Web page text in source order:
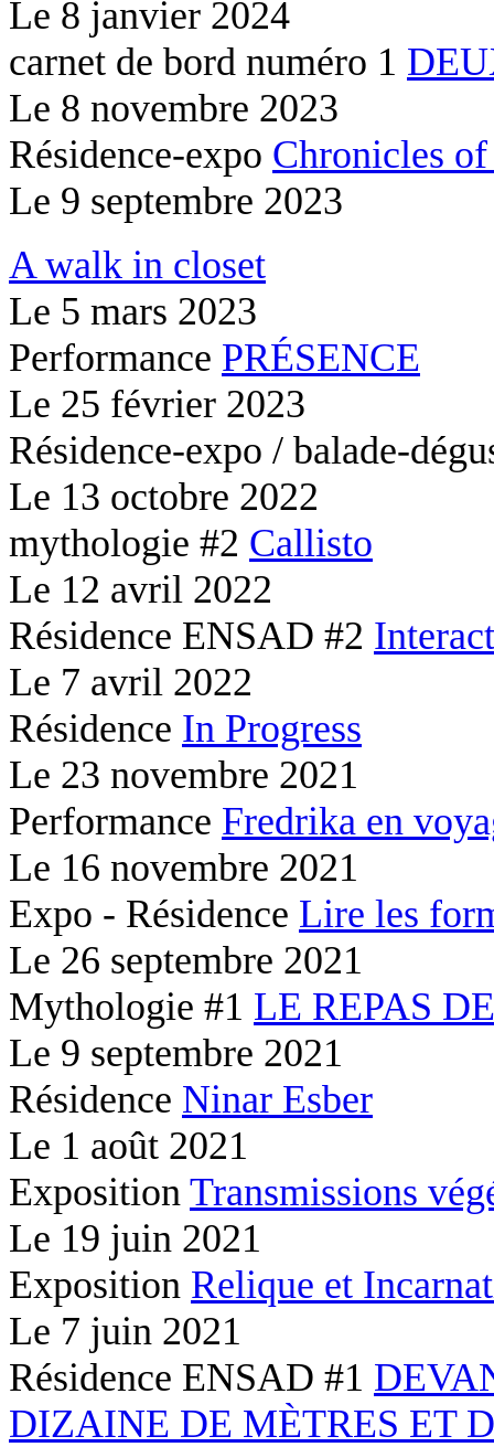
Le 8 janvier 2024
carnet de bord numéro 1
Le 8 novembre 2023
Résidence-expo Chronicles
Le 9 septembre 2023
A walk in closet
Le 5 mars 2023
Performance PRÉSENCE
Le 25 février 2023
Résidence-expo / balade-
Le 13 octobre 2022
mythologie #2 Callisto
Le 12 avril 2022
Résidence ENSAD #2
Le 7 avril 2022
Résidence In Progress
Le 23 novembre 2021
Performance Fredrika en
Le 16 novembre 2021
Expo - Résidence Lire les
Le 26 septembre 2021
Mythologie #1 LE REPAS
Le 9 septembre 2021
Résidence Ninar Esber
Le 1 août 2021
Exposition Transmissions
Le 19 juin 2021
Exposition Relique et
Le 7 juin 2021
Résidence ENSAD #1
DIZAINE DE MÈTRES ET